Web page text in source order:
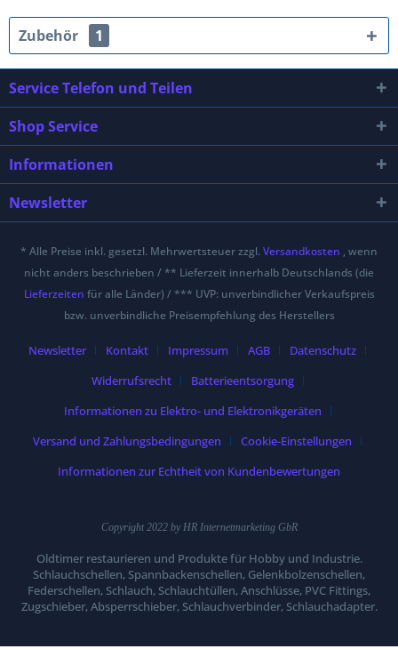
Zubehör 1
Service Telefon und Teilen
Shop Service
Informationen
Newsletter
* Alle Preise inkl. gesetzl. Mehrwertsteuer zzgl. Versandkosten , wenn
nicht anders beschrieben / ** Lieferzeit innerhalb Deutschlands (die
Lieferzeiten für alle Länder) / *** UVP: unverbindlicher Verkaufspreis
bzw. unverbindliche Preisempfehlung des Herstellers
Newsletter Kontakt Impressum AGB
Datenschutz
Widerrufsrecht
Batterieentsorgung
Informationen zu Elektro- und Elektronikgeräten
Versand und Zahlungsbedingungen
Cookie-Einstellungen
Informationen zur Echtheit von Kundenbewertungen
Copyright 2022 by HR Internetmarketing GbR
Oldtimer restaurieren und Produkte für Hobby und Industrie.
Schlauchschellen, Spannbackenschellen, Gelenkbolzenschellen,
Federschellen, Schlauch, Schlauchtüllen, Anschlüsse, PVC Fittings,
Zugschieber, Absperrschieber, Schlauchverbinder, Schlauchadapter.